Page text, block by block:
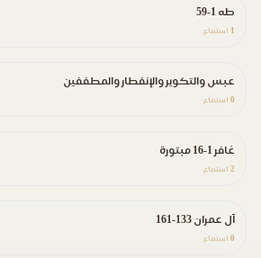
طه 1-59
1 استماع
عبس والتكوير والإنفطار والمطففين
0 استماع
غافر 1-16 مبتورة
2 استماع
آل عمران 133-161
0 استماع